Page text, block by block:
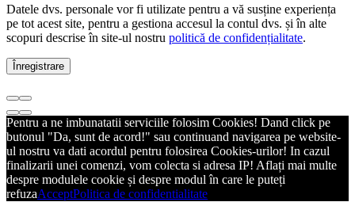
Datele dvs. personale vor fi utilizate pentru a vă susține experiența
pe tot acest site, pentru a gestiona accesul la contul dvs. și în alte
scopuri descrise în site-ul nostru politică de confidențialitate.
Înregistrare
Pentru a ne imbunatatii serviciile folosim Cookies! Dand click pe
butonul "Da, sunt de acord!" sau continuand navigarea pe website-
ul nostru va dati acordul pentru folosirea Cookies-urilor! In cazul
finalizarii unei comenzi, vom colecta si adresa IP! Aflați mai multe
despre modulele cookie și despre modul în care le puteți
refuzaAcceptPolitica de confidentialitate